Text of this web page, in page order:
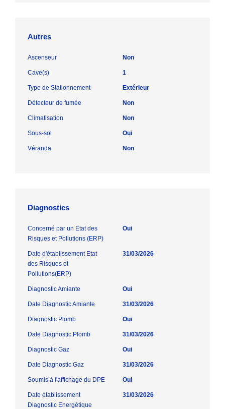
Autres
Ascenseur Non
Cave(s) 1
Type de Stationnement Extérieur
Détecteur de fumée Non
Climatisation Non
Sous-sol Oui
Véranda Non
Diagnostics
Concerné par un Etat des
Risques et Pollutions (ERP)
Oui
Date d'établissement Etat
des Risques et
Pollutions(ERP)
31/03/2026
Diagnostic Amiante Oui
Date Diagnostic Amiante 31/03/2026
Diagnostic Plomb Oui
Date Diagnostic Plomb 31/03/2026
Diagnostic Gaz Oui
Date Diagnostic Gaz 31/03/2026
Soumis à l'affichage du DPE Oui
Date établissement
Diagnostic Energétique
31/03/2026